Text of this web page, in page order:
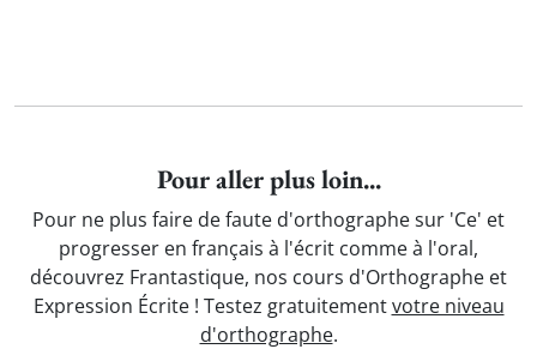
Pour aller plus loin...
Pour ne plus faire de faute d'orthographe sur 'Ce' et
progresser en français à l'écrit comme à l'oral,
découvrez Frantastique, nos cours d'Orthographe et
Expression Écrite ! Testez gratuitementvotre niveau
d'orthographe.